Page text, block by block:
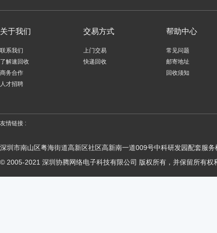
关于我们
联系我们
了解速回收
商务合作
人才招聘
交易方式
上门交易
快递回收
帮助中心
常见问题
邮寄地址
回收须知
友情链接 :
深圳市南山区粤海街道高新区社区高新南一道009号中科研发园配套服务
© 2005-2021 深圳协腾网络电子科技有限公司 版权所有，并保留所有权